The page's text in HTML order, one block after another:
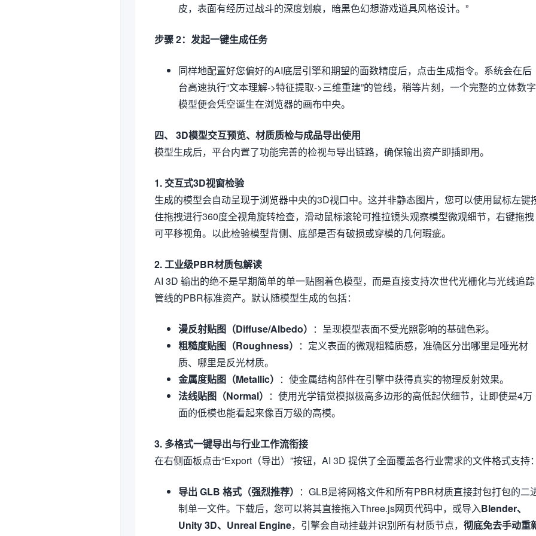
皮，表面有经历过战斗的深度划痕，暗黑色幻想游戏道具风格设计。”
步骤 2：发起一键生成任务
同样地配置好您偏好的AI底层引擎和期望的面数精度后，点击生成指令。系统会在后
台高速执行“文本理解->特征提取->三维重建”的管线，稍等片刻，一个完整的立体数字
模型便会凭空诞生在浏览器的画布中央。
四、 3D模型交互预览、材质质检与成品导出使用
模型生成后，平台内置了功能完善的检视与导出链路，确保输出资产即插即用。
1. 交互式3D视窗检验
生成的模型会自动呈现于浏览器中央的3D视口中。这并非静态图片，您可以使用鼠标左键
住拖拽进行360度全视角旋转检查，滑动鼠标滚轮可推拉镜头观察模型微观细节，右键拖拽
可平移视角。以此检验模型背侧、底部是否有破损或穿模的几何瑕疵。
2. 工业级PBR材质包解读
AI 3D 输出的绝不是早期简单的单一贴图着色模型，而是直接支持次世代光栅化与光线追踪
管线的PBR标准资产。默认随模型生成的包括：
漫反射贴图（Diffuse/Albedo） ：呈现模型表面不受光照影响的基础色彩。
粗糙度贴图（Roughness） ：定义表面的微观粗糙质感，准确区分出哪里是哑光材
质、哪里是反光材质。
金属度贴图（Metallic） ：使金属结构部件在引擎中获得真实的物理反射效果。
法线贴图（Normal） ：使用光学错觉模拟极高多边形的高低起伏细节，让即使是4万
面的低模也能看起来像百万级的高模。
3. 多格式一键导出与行业工作流衔接
在右侧面板点击“Export（导出）”按钮，AI 3D 提供了全面覆盖各行业需求的文件格式支持
导出 GLB 格式（强烈推荐） ：GLB是将网格文件和所有PBR材质直接封包打包的二
制单一文件。下载后，您可以将其直接拖入Three.js网页代码中，或导入Blender、
Unity 3D、Unreal Engine，引擎会自动挂载并识别所有材质节点， 彻底免去手动重